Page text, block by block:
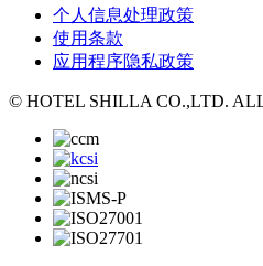
个人信息处理政策
使用条款
应用程序隐私政策
© HOTEL SHILLA CO.,LTD.